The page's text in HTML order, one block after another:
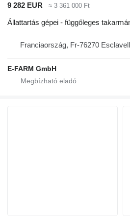
9 282 EUR
≈ 3 361 000 Ft
Állattartás gépei - függőleges
Franciaország, Fr-76270
E-FARM GmbH